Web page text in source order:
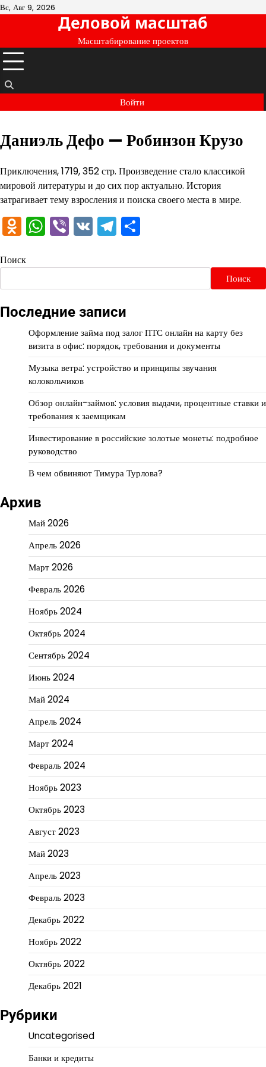
Перейти
Вс, Авг 9, 2026
Деловой масштаб
Масштабирование проектов
Войти
Даниэль Дефо — Робинзон Крузо
Приключения, 1719, 352 стр. Произведение стало классикой
мировой литературы и до сих пор актуально. История
затрагивает тему взросления и поиска своего места в мире.
Odnoklassniki
WhatsApp
Viber
VKTelegram
Поиск
Поиск
Последние записи
Оформление займа под залог ПТС онлайн на карту без
визита в офис: порядок, требования и документы
Музыка ветра: устройство и принципы звучания
колокольчиков
Обзор онлайн-займов: условия выдачи, процентные ставки и
требования к заемщикам
Инвестирование в российские золотые монеты: подробное
руководство
В чем обвиняют Тимура Турлова?
Архив
Май 2026
Апрель 2026
Март 2026
Февраль 2026
Ноябрь 2024
Октябрь 2024
Сентябрь 2024
Июнь 2024
Май 2024
Апрель 2024
Март 2024
Февраль 2024
Ноябрь 2023
Октябрь 2023
Август 2023
Май 2023
Апрель 2023
Февраль 2023
Декабрь 2022
Ноябрь 2022
Октябрь 2022
Декабрь 2021
Рубрики
Uncategorised
Банки и кредиты